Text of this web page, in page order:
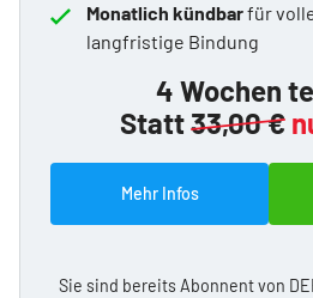
Monatlich kündbarfür
langfristige Bindung
4 Wochen
Statt33,00 €
Mehr Infos
Sie sind bereits Abonnent von